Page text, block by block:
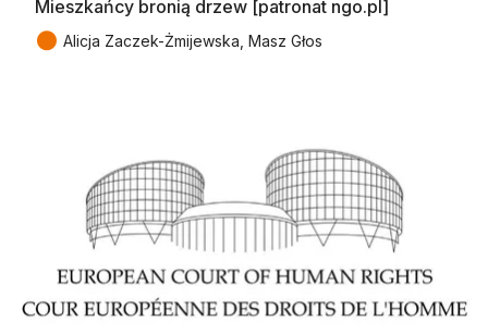
Mieszkańcy bronią drzew [patronat ngo.pl]
● Alicja Zaczek-Żmijewska, Masz Głos